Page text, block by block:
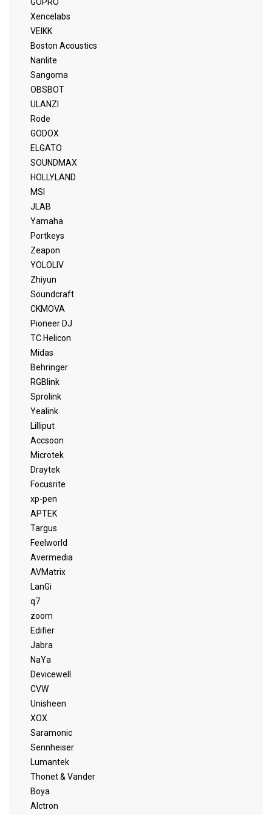
Xencelabs
VEIKK
Boston Acoustics
Nanlite
Sangoma
OBSBOT
ULANZI
Rode
GODOX
ELGATO
SOUNDMAX
HOLLYLAND
MSI
JLAB
Yamaha
Portkeys
Zeapon
YOLOLIV
Zhiyun
Soundcraft
CKMOVA
Pioneer DJ
TC Helicon
Midas
Behringer
RGBlink
Sprolink
Yealink
Lilliput
Accsoon
Microtek
Draytek
Focusrite
xp-pen
APTEK
Targus
Feelworld
Avermedia
AVMatrix
LanGi
q7
zoom
Edifier
Jabra
NaYa
Devicewell
CVW
Unisheen
XOX
Saramonic
Sennheiser
Lumantek
Thonet & Vander
Boya
Alctron